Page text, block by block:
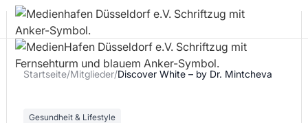
Startseite/Mitglieder/Discover White – by Dr. Mintcheva
Gesundheit & Lifestyle